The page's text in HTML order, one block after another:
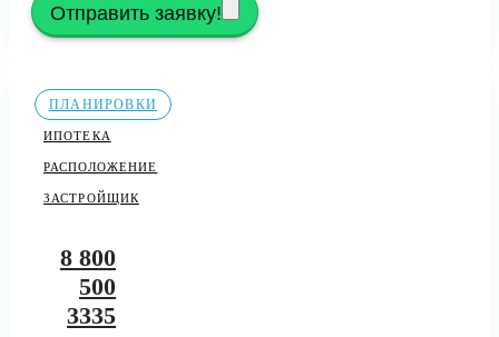
Отправить заявку!
ПЛАНИРОВКИ
ИПОТЕКА
РАСПОЛОЖЕНИЕ
ЗАСТРОЙЩИК
8 800
500
3335